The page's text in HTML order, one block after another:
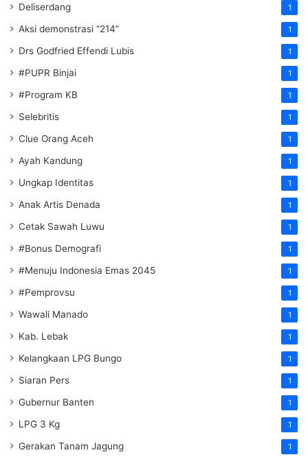
Deliserdang 1
Aksi demonstrasi “214” 1
Drs Godfried Effendi Lubis 1
#PUPR Binjai 1
#Program KB 1
Selebritis 1
Clue Orang Aceh 1
Ayah Kandung 1
Ungkap Identitas 1
Anak Artis Denada 1
Cetak Sawah Luwu 1
#Bonus Demografi 1
#Menuju Indonesia Emas 2045 1
#Pemprovsu 1
Wawali Manado 1
Kab. Lebak 1
Kelangkaan LPG Bungo 1
Siaran Pers 1
Gubernur Banten 1
LPG 3 Kg 1
Gerakan Tanam Jagung 1